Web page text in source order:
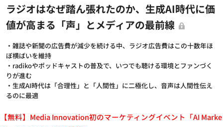
ラジオはなぜ踏ん張れたのか、生成AI時代に価
値が高まる「声」とメディアの最前線
・雑誌や新聞の広告費が減少を続ける中、ラジオ広告費はこの十数年ほ
ぼ横ばいを維持
・radikoやポッドキャストの普及で、いつでも聴ける環境とファンづく
りが進む
・生成AI時代は「合理性」と「人間性」に二極化し、音声は人間性伝え
るのに最適
【無料】Media Innovation初のマーケティングイベント「AI Marke